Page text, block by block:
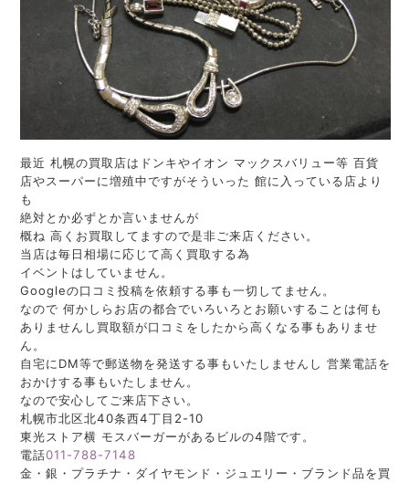
最近 札幌の買取店はドンキやイオン マックスバリュー等 百貨
店やスーパーに増殖中ですがそういった 館に入っている店より
も
絶対とか必ずとか言いませんが
概ね 高くお買取してますので是非ご来店ください。
当店は毎日相場に応じて高く買取する為
イベントはしていません。
Googleの口コミ投稿を依頼する事も一切してません。
なので 何かしらお店の都合でいろいろとお願いすることは何も
ありませんし買取額が口コミをしたから高くなる事もありませ
ん。
自宅にDM等で郵送物を発送する事もいたしませんし 営業電話を
おかけする事もいたしません。
なので安心してご来店下さい。
札幌市北区北40条西4丁目2-10
東光ストア横 モスバーガーがあるビルの4階です。
電話011-788-7148
金・銀・プラチナ・ダイヤモンド・ジュエリー ・ブランド品を買